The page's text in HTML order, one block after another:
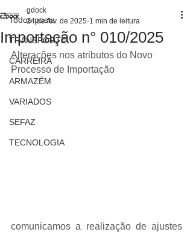
Todos posts
TRANSPORTE
CARREIRA
ARMAZÉM
VARIADOS
SEFAZ
TECNOLOGIA
Importação n° 010/2025
gdock
24 de fev. de 2025 1 min de leitura
Alterações nos atributos do Novo
Processo de Importação
comunicamos a realização de ajustes